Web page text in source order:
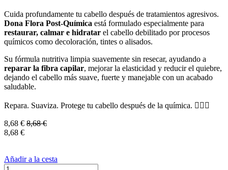
Cuida profundamente tu cabello después de tratamientos agresivos.
Dona Flora Post-Química está formulado especialmente para
restaurar, calmar e hidratar el cabello debilitado por procesos
químicos como decoloración, tintes o alisados.
Su fórmula nutritiva limpia suavemente sin resecar, ayudando a
reparar la fibra capilar, mejorar la elasticidad y reducir el quiebre,
dejando el cabello más suave, fuerte y manejable con un acabado
saludable.
Repara. Suaviza. Protege tu cabello después de la química. 💆‍♀️✨
8,68 € 8,68€
8,68 €
Añadir a la cesta